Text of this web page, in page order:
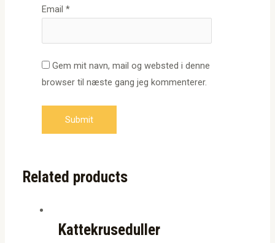
Email*
Gem mit navn, mail og websted i denne
browser til næste gang jeg kommenterer.
Related products
Kattekruseduller